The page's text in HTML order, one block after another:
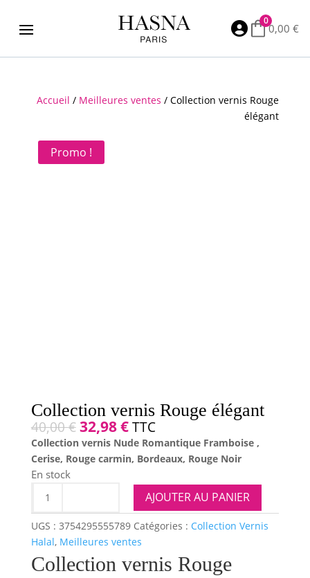
 0
0,00 €
Accueil / Meilleures ventes / Collection vernis Rouge
élégant
Promo !
Collection vernis Rouge élégant
40,00€Le
prix
initial
32,98€Le
prix
actuel
32,98 €.
TTC
Collection vernis Nude Romantique Framboise ,
Cerise, Rouge carmin, Bordeaux, Rouge Noir
En stock
quantité
Collection
vernis
Rouge
élégant
AJOUTER AU PANIER
UGS : 3754295555789 Catégories : Collection Vernis
Halal, Meilleures ventes
Collection vernis Rouge